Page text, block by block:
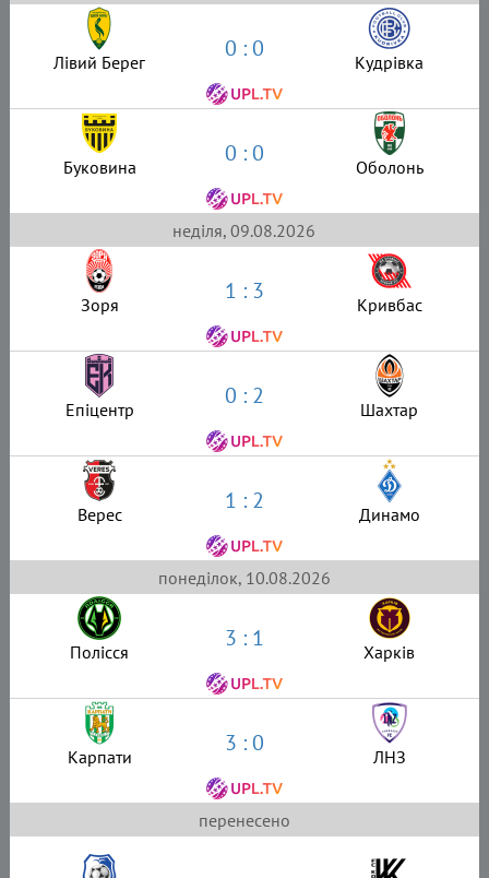
Лівий Берег 0 : 0 Кудрівка
Буковина 0 : 0 Оболонь
неділя, 09.08.2026
Зоря 1 : 3 Кривбас
Епіцентр 0 : 2 Шахтар
Верес 1 : 2 Динамо
понеділок, 10.08.2026
Полісся 3 : 1 Харків
Карпати 3 : 0 ЛНЗ
перенесено